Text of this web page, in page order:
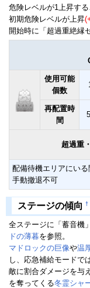
危険レベルが1上昇す
初期危険レベルが上昇
開始時に「超過重絶縁
使用可能
個数
再配置時
間
超過重
配備待機エリアにい
手動撤退不可
ステージの傾向 †
全ステージに「蓄音機
ドの薄暮を参照。
マドロックの巨像や温
し、応急補給モードで
敵に割合ダメージを与
を奪ってくる冬霊シャ